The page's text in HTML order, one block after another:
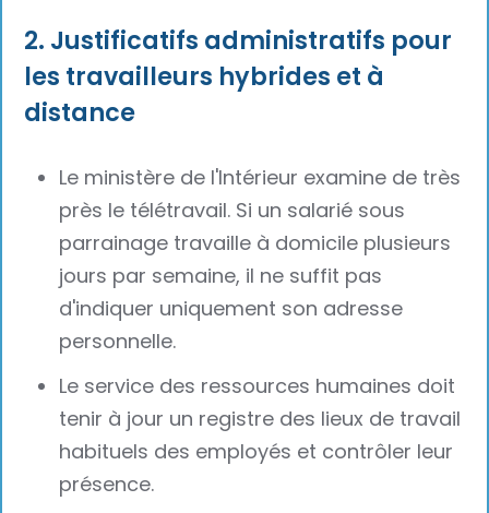
2. Justificatifs administratifs pour
les travailleurs hybrides et à
distance
Le ministère de l'Intérieur examine de très
près le télétravail. Si un salarié sous
parrainage travaille à domicile plusieurs
jours par semaine, il ne suffit pas
d'indiquer uniquement son adresse
personnelle.
Le service des ressources humaines doit
tenir à jour un registre des lieux de travail
habituels des employés et contrôler leur
présence.